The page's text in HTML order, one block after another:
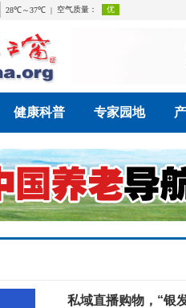
健康科普 专家园地
私域直播购物，“银